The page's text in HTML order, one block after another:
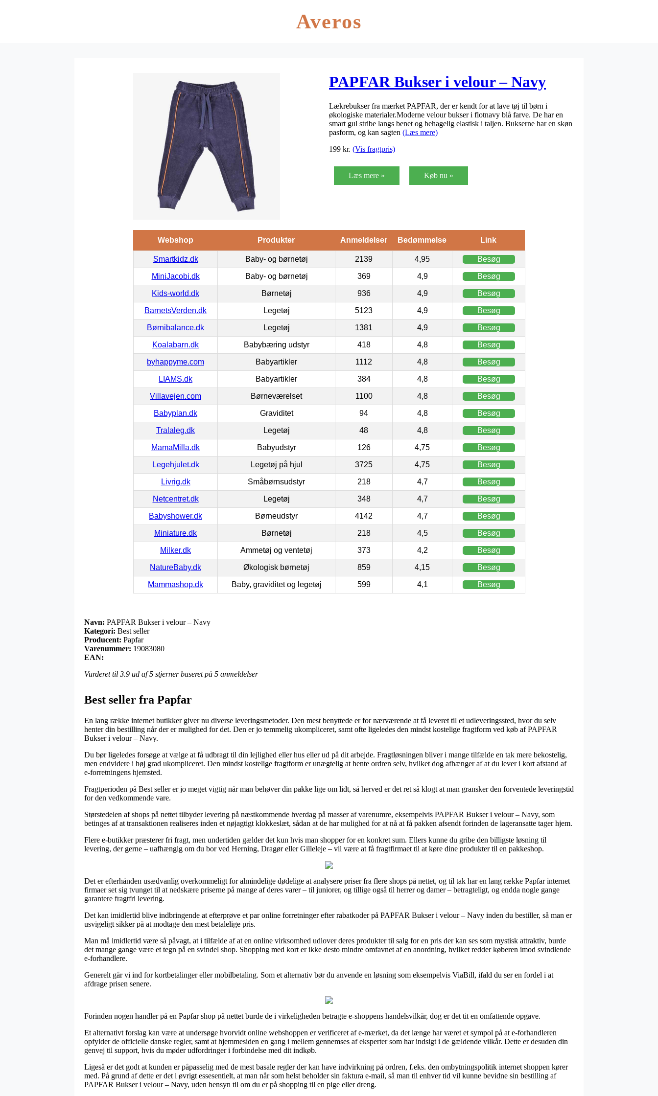
Averos
PAPFAR Bukser i velour – Navy
Lækrebukser fra mærket PAPFAR, der er kendt for at lave tøj til børn i
økologiske materialer.Moderne velour bukser i flotnavy blå farve. De har en
smart gul stribe langs benet og behagelig elastisk i taljen. Bukserne har en skøn
pasform, og kan sagten (Læs mere)
199 kr. (Vis fragtpris)
Læs mere » Køb nu »
Webshop Produkter Anmeldelser Bedømmelse Link
Smartkidz.dk Baby- og børnetøj 2139 4,95 Besøg
MiniJacobi.dk Baby- og børnetøj 369 4,9 Besøg
Kids-world.dk Børnetøj 936 4,9 Besøg
BarnetsVerden.dk Legetøj 5123 4,9 Besøg
Børnibalance.dk Legetøj 1381 4,9 Besøg
Koalabarn.dk Babybæring udstyr 418 4,8 Besøg
byhappyme.com Babyartikler 1112 4,8 Besøg
LIAMS.dk Babyartikler 384 4,8 Besøg
Villavejen.com Børneværelset 1100 4,8 Besøg
Babyplan.dk Graviditet 94 4,8 Besøg
Tralaleg.dk Legetøj 48 4,8 Besøg
MamaMilla.dk Babyudstyr 126 4,75 Besøg
Legehjulet.dk Legetøj på hjul 3725 4,75 Besøg
Livrig.dk Småbørnsudstyr 218 4,7 Besøg
Netcentret.dk Legetøj 348 4,7 Besøg
Babyshower.dk Børneudstyr 4142 4,7 Besøg
Miniature.dk Børnetøj 218 4,5 Besøg
Milker.dk Ammetøj og ventetøj 373 4,2 Besøg
NatureBaby.dk Økologisk børnetøj 859 4,15 Besøg
Mammashop.dk Baby, graviditet og legetøj 599 4,1 Besøg
Navn: PAPFAR Bukser i velour – Navy
Kategori: Best seller
Producent: Papfar
Varenummer: 19083080
EAN:
Vurderet til 3.9 ud af 5 stjerner baseret på 5 anmeldelser
Best seller fra Papfar
En lang række internet butikker giver nu diverse leveringsmetoder. Den mest benyttede er for nærværende at få leveret til et udleveringssted, hvor du selv
henter din bestilling når der er mulighed for det. Den er jo temmelig ukompliceret, samt ofte ligeledes den mindst kostelige fragtform ved køb af PAPFAR
Bukser i velour – Navy.
Du bør ligeledes forsøge at vælge at få udbragt til din lejlighed eller hus eller ud på dit arbejde. Fragtløsningen bliver i mange tilfælde en tak mere bekostelig,
men endvidere i høj grad ukompliceret. Den mindst kostelige fragtform er unægtelig at hente ordren selv, hvilket dog afhænger af at du lever i kort afstand af
e-forretningens hjemsted.
Fragtperioden på Best seller er jo meget vigtig når man behøver din pakke lige om lidt, så herved er det ret så klogt at man gransker den forventede leveringstid
for den vedkommende vare.
Størstedelen af shops på nettet tilbyder levering på næstkommende hverdag på masser af varenumre, eksempelvis PAPFAR Bukser i velour – Navy, som
betinges af at transaktionen realiseres inden et nøjagtigt klokkeslæt, sådan at de har mulighed for at nå at få pakken afsendt forinden de lageransatte tager hjem.
Flere e-butikker præsterer fri fragt, men undertiden gælder det kun hvis man shopper for en konkret sum. Ellers kunne du gribe den billigste løsning til
levering, der gerne – uafhængig om du bor ved Herning, Dragør eller Gilleleje – vil være at få fragtfirmaet til at køre dine produkter til en pakkeshop.
Det er efterhånden usædvanlig overkommeligt for almindelige dødelige at analysere priser fra flere shops på nettet, og til tak har en lang række Papfar internet
firmaer set sig tvunget til at nedskære priserne på mange af deres varer – til juniorer, og tillige også til herrer og damer – betragteligt, og endda nogle gange
garantere fragtfri levering.
Det kan imidlertid blive indbringende at efterprøve et par online forretninger efter rabatkoder på PAPFAR Bukser i velour – Navy inden du bestiller, så man er
usvigeligt sikker på at modtage den mest betalelige pris.
Man må imidlertid være så påvagt, at i tilfælde af at en online virksomhed udlover deres produkter til salg for en pris der kan ses som mystisk attraktiv, burde
det mange gange være et tegn på en svindel shop. Shopping med kort er ikke desto mindre omfavnet af en anordning, hvilket redder køberen imod svindlende
e-forhandlere.
Generelt går vi ind for kortbetalinger eller mobilbetaling. Som et alternativ bør du anvende en løsning som eksempelvis ViaBill, ifald du ser en fordel i at
afdrage prisen senere.
Forinden nogen handler på en Papfar shop på nettet burde de i virkeligheden betragte e-shoppens handelsvilkår, dog er det tit en omfattende opgave.
Et alternativt forslag kan være at undersøge hvorvidt online webshoppen er verificeret af e-mærket, da det længe har været et sympol på at e-forhandleren
opfylder de officielle danske regler, samt at hjemmesiden en gang i mellem gennemses af eksperter som har indsigt i de gældende vilkår. Dette er desuden din
genvej til support, hvis du møder udfordringer i forbindelse med dit indkøb.
Ligeså er det godt at kunden er påpasselig med de mest basale regler der kan have indvirkning på ordren, f.eks. den ombytningspolitik internet shoppen kører
med. På grund af dette er det i øvrigt essesentielt, at man når som helst beholder sin faktura e-mail, så man til enhver tid vil kunne bevidne sin bestilling af
PAPFAR Bukser i velour – Navy, uden hensyn til om du er på shopping til en pige eller dreng.